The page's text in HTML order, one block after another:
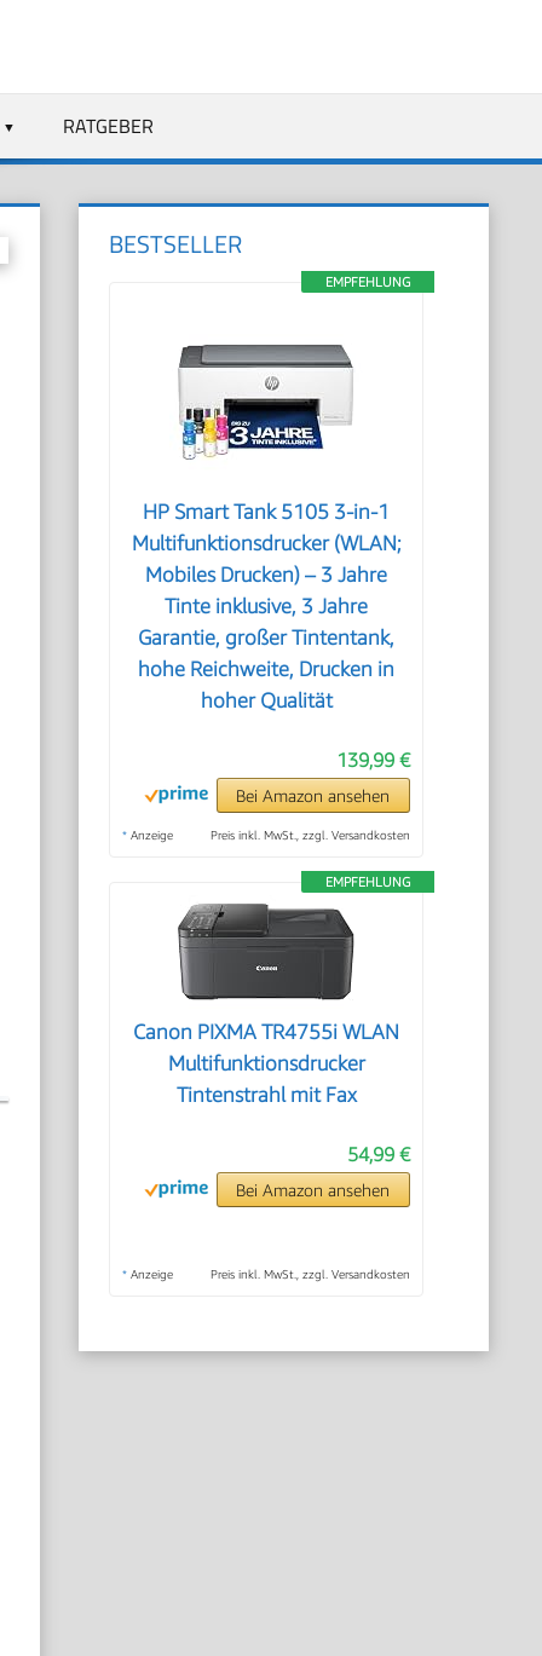
RATGEBER
BESTSELLER
EMPFEHLUNG
HP Smart Tank 5105 3-in-1
Multifunktionsdrucker (WLAN;
Mobiles Drucken) – 3 Jahre
Tinte inklusive, 3 Jahre
Garantie, großer Tintentank,
hohe Reichweite, Drucken in
hoher Qualität
139,99 €
Bei Amazon ansehen
* Anzeige Preis inkl. MwSt., zzgl. Versandkosten
EMPFEHLUNG
Canon PIXMA TR4755i WLAN
Multifunktionsdrucker
Tintenstrahl mit Fax
54,99 €
Bei Amazon ansehen
* Anzeige Preis inkl. MwSt., zzgl. Versandkosten